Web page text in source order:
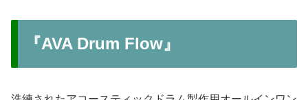
『AVA Drum Flow』